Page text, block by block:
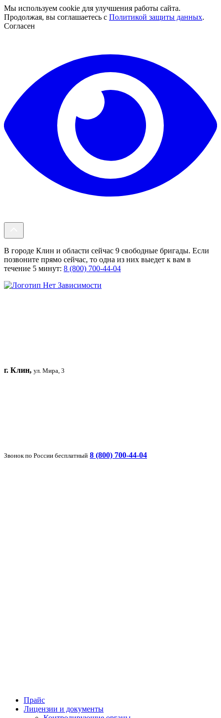
Мы используем cookie для улучшения работы сайта.
Продолжая, вы соглашаетесь с Политикой защиты данных.
Согласен
В городе Клин и области сейчас 9 свободные бригады. Если
позвоните прямо сейчас, то одна из них выедет к вам в
течение 5 минут: 8 (800) 700-44-04
г. Клин, ул. Мира, 3
Звонок по России бесплатный 8 (800) 700-44-04
Прайс
Лицензии и документы